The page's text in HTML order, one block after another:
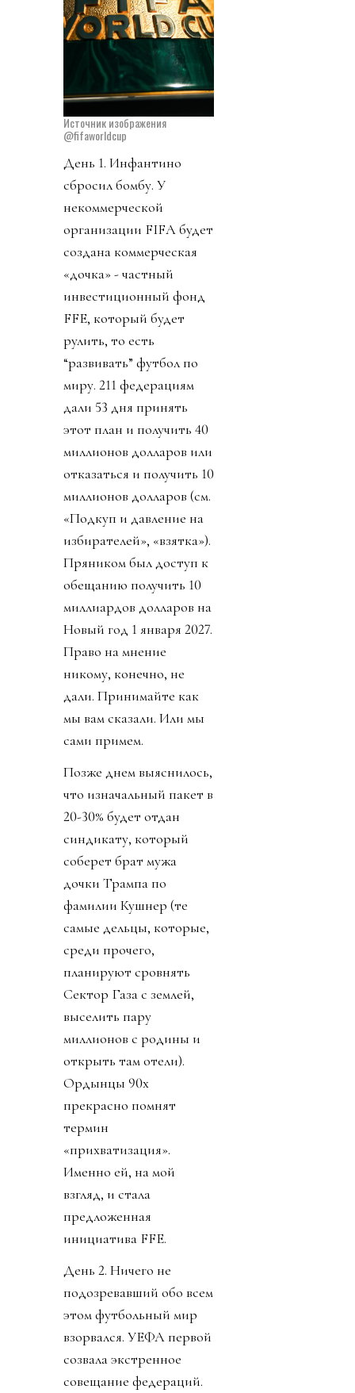
Источник изображения
@fifaworldcup
День 1. Инфантино
сбросил бомбу. У
некоммерческой
организации FIFA будет
создана коммерческая
«дочка» - частный
инвестиционный фонд
FFE, который будет
рулить, то есть
“развивать” футбол по
миру. 211 федерациям
дали 53 дня принять
этот план и получить 40
миллионов долларов или
отказаться и получить 10
миллионов долларов (см.
«Подкуп и давление на
избирателей», «взятка»).
Пряником был доступ к
обещанию получить 10
миллиардов долларов на
Новый год 1 января 2027.
Право на мнение
никому, конечно, не
дали. Принимайте как
мы вам сказали. Или мы
сами примем.
Позже днем выяснилось,
что изначальный пакет в
20-30% будет отдан
синдикату, который
соберет брат мужа
дочки Трампа по
фамилии Кушнер (те
самые дельцы, которые,
среди прочего,
планируют сровнять
Сектор Газа с землей,
выселить пару
миллионов с родины и
открыть там отели).
Ордынцы 90х
прекрасно помнят
термин
«прихватизация».
Именно ей, на мой
взгляд, и стала
предложенная
инициатива FFE.
День 2. Ничего не
подозревавший обо всем
этом футбольный мир
взорвался. УЕФА первой
созвала экстренное
совещание федераций.